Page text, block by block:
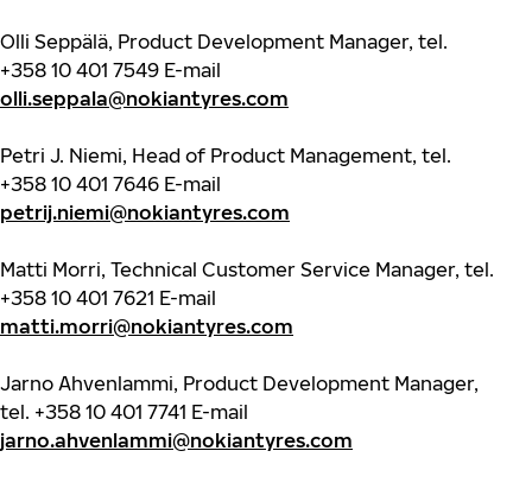
Olli Seppälä, Product Development Manager, tel.
+358 10 401 7549 E-mail
olli.seppala@nokiantyres.com
Petri J. Niemi, Head of Product Management, tel.
+358 10 401 7646 E-mail
petrij.niemi@nokiantyres.com
Matti Morri, Technical Customer Service Manager, tel.
+358 10 401 7621 E-mail
matti.morri@nokiantyres.com
Jarno Ahvenlammi, Product Development Manager,
tel. +358 10 401 7741 E-mail
jarno.ahvenlammi@nokiantyres.com